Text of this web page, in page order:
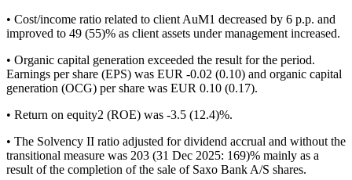
• Cost/income ratio related to client AuM1 decreased by 6 p.p. and
improved to 49 (55)% as client assets under management increased.
• Organic capital generation exceeded the result for the period.
Earnings per share (EPS) was EUR -0.02 (0.10) and organic capital
generation (OCG) per share was EUR 0.10 (0.17).
• Return on equity2 (ROE) was -3.5 (12.4)%.
• The Solvency II ratio adjusted for dividend accrual and without the
transitional measure was 203 (31 Dec 2025: 169)% mainly as a
result of the completion of the sale of Saxo Bank A/S shares.